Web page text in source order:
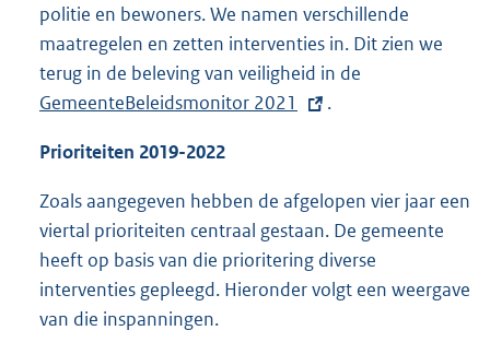
politie en bewoners. We namen verschillende
maatregelen en zetten interventies in. Dit zien we
terug in de beleving van veiligheid in de
GemeenteBeleidsmonitor 2021 .
Prioriteiten 2019-2022
Zoals aangegeven hebben de afgelopen vier jaar een
viertal prioriteiten centraal gestaan. De gemeente
heeft op basis van die prioritering diverse
interventies gepleegd. Hieronder volgt een weergave
van die inspanningen.